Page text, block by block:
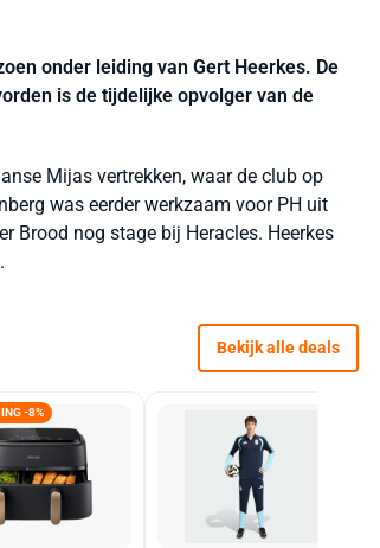
onder leiding van Gert Heerkes. De
is de tijdelijke opvolger van de
Mijas vertrekken, waar de club op
was eerder werkzaam voor PH uit
Brood nog stage bij Heracles. Heerkes
Bekijk alle deals
-8%